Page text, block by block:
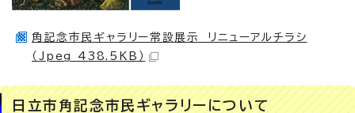
角記念市民ギャラリー常設展示 リニューアルチラシ
（Jpeg 438.5KB）
日立市角記念市民ギャラリーについて